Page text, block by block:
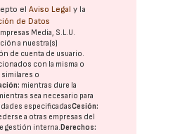
elAviso Legal y la
de Datos
Media, S.L.U.
a nuestra(s)
de cuenta de usuario.
con la misma o
o
mientras dure la
sea necesario para
especificadasCesión:
a otras empresas del
gestión interna.Derechos: